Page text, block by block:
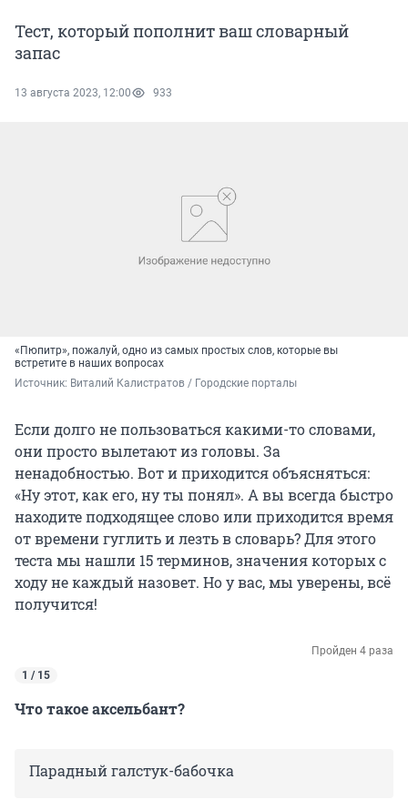
Тест, который пополнит ваш словарный
запас
13 августа 2023, 12:00 933
«Пюпитр», пожалуй, одно из самых простых слов, которые вы
встретите в наших вопросах
Источник: Виталий Калистратов / Городские порталы
Если долго не пользоваться какими-то словами,
они просто вылетают из головы. За
ненадобностью. Вот и приходится объясняться:
«Ну этот, как его, ну ты понял». А вы всегда быстро
находите подходящее слово или приходится время
от времени гуглить и лезть в словарь? Для этого
теста мы нашли 15 терминов, значения которых с
ходу не каждый назовет. Но у вас, мы уверены, всё
получится!
Пройден 4 раза
1 / 15
Что такое аксельбант?
Парадный галстук-бабочка